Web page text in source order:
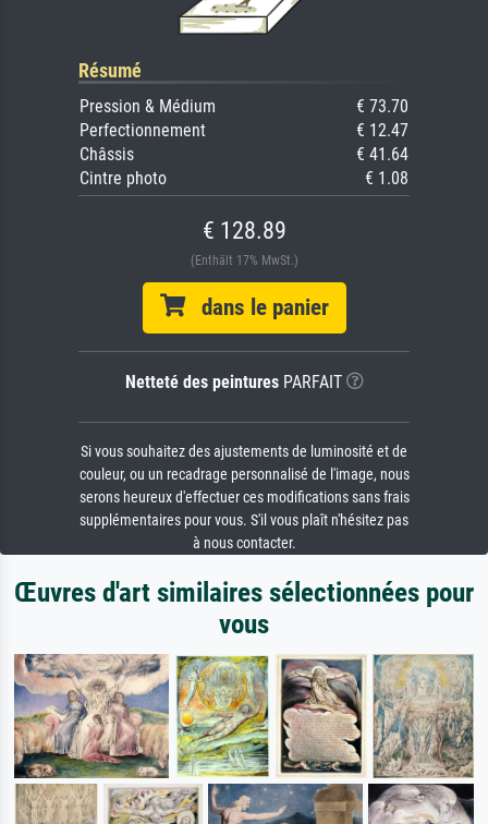
Résumé
Pression & Médium
€ 73.70
Perfectionnement
€ 12.47
Châssis
€ 41.64
Cintre photo
€ 1.08
€ 128.89
(Enthält 17% MwSt.)
dans le panier
Netteté des peinturesPARFAIT
Si vous souhaitez des ajustements de luminosité et de
couleur, ou un recadrage personnalisé de l'image, nous
serons heureux d'effectuer ces modifications sans frais
supplémentaires pour vous. S'il vous plaît n'hésitez pas
à nous contacter.
Œuvres d'art similaires sélectionnées pour
vous